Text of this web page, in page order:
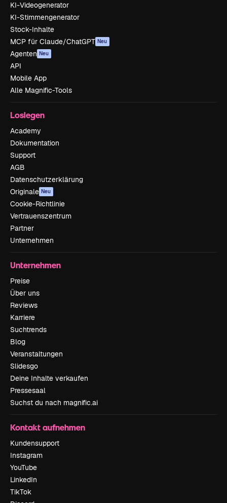
KI-Videogenerator
KI-Stimmengenerator
Stock-Inhalte
MCP für Claude/ChatGPT Neu
Agenten Neu
API
Mobile App
Alle Magnific-Tools
Loslegen
Academy
Dokumentation
Support
AGB
Datenschutzerklärung
Originale Neu
Cookie-Richtlinie
Vertrauenszentrum
Partner
Unternehmen
Unternehmen
Preise
Über uns
Reviews
Karriere
Suchtrends
Blog
Veranstaltungen
Slidesgo
Deine Inhalte verkaufen
Pressesaal
Suchst du nach magnific.ai
Kontakt aufnehmen
Kundensupport
Instagram
YouTube
LinkedIn
TikTok